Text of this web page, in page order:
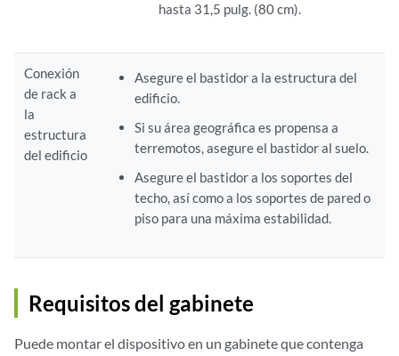
hasta 31,5 pulg. (80 cm).
Conexión
de rack a
la
estructura
del edificio
Asegure el bastidor a la estructura del
edificio.
Si su área geográfica es propensa a
terremotos, asegure el bastidor al suelo.
Asegure el bastidor a los soportes del
techo, así como a los soportes de pared o
piso para una máxima estabilidad.
Requisitos del gabinete
Puede montar el dispositivo en un gabinete que contenga